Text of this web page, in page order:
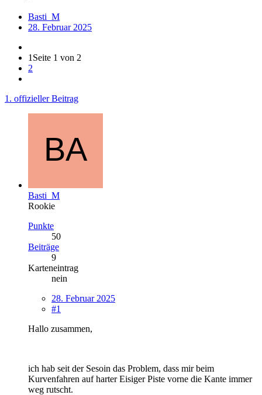
Basti_M
28. Februar 2025
1 Seite 1 von 2
2
1. offizieller Beitrag
Basti_M
Rookie
Punkte
50
Beiträge
9
Karteneintrag
nein
28. Februar 2025
#1
Hallo zusammen,
ich hab seit der Sesoin das Problem, dass mir beim
Kurvenfahren auf harter Eisiger Piste vorne die Kante immer
weg rutscht.